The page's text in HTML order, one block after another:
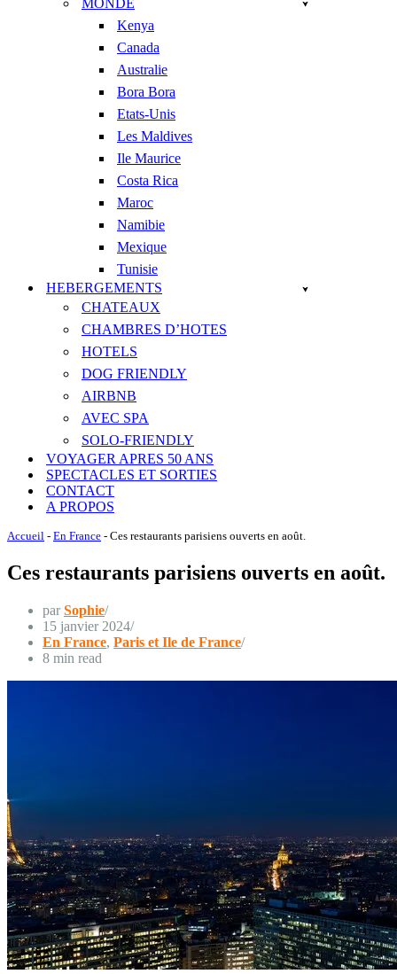
MONDE
Kenya
Canada
Australie
Bora Bora
Etats-Unis
Les Maldives
Ile Maurice
Costa Rica
Maroc
Namibie
Mexique
Tunisie
HEBERGEMENTS
CHATEAUX
CHAMBRES D’HOTES
HOTELS
DOG FRIENDLY
AIRBNB
AVEC SPA
SOLO-FRIENDLY
VOYAGER APRES 50 ANS
SPECTACLES ET SORTIES
CONTACT
A PROPOS
Accueil - En France - Ces restaurants parisiens ouverts en août.
Ces restaurants parisiens ouverts en août.
parSophie
15 janvier 2024
En France, Paris et Ile de France
8 min read